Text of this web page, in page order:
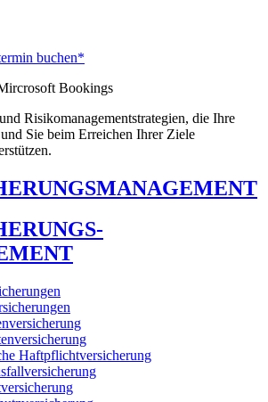
buchen*
Bookings
Risikomanagementstrategien, die Ihre
Sie beim Erreichen Ihrer Ziele
Haftpflichtversicherung